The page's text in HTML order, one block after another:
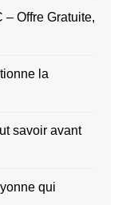
– Offre Gratuite,
la
savoir avant
qui